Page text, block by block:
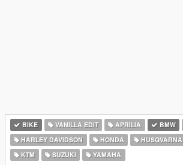
BIKE VANILLA EDIT APRILIA BMW
HARLEY DAVIDSON
HONDA HUSQVARNA
KTM
SUZUKI YAMAHA